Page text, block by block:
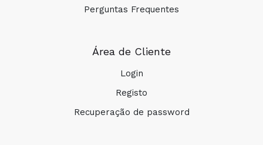
Perguntas Frequentes
Área de Cliente
Login
Registo
Recuperação de password